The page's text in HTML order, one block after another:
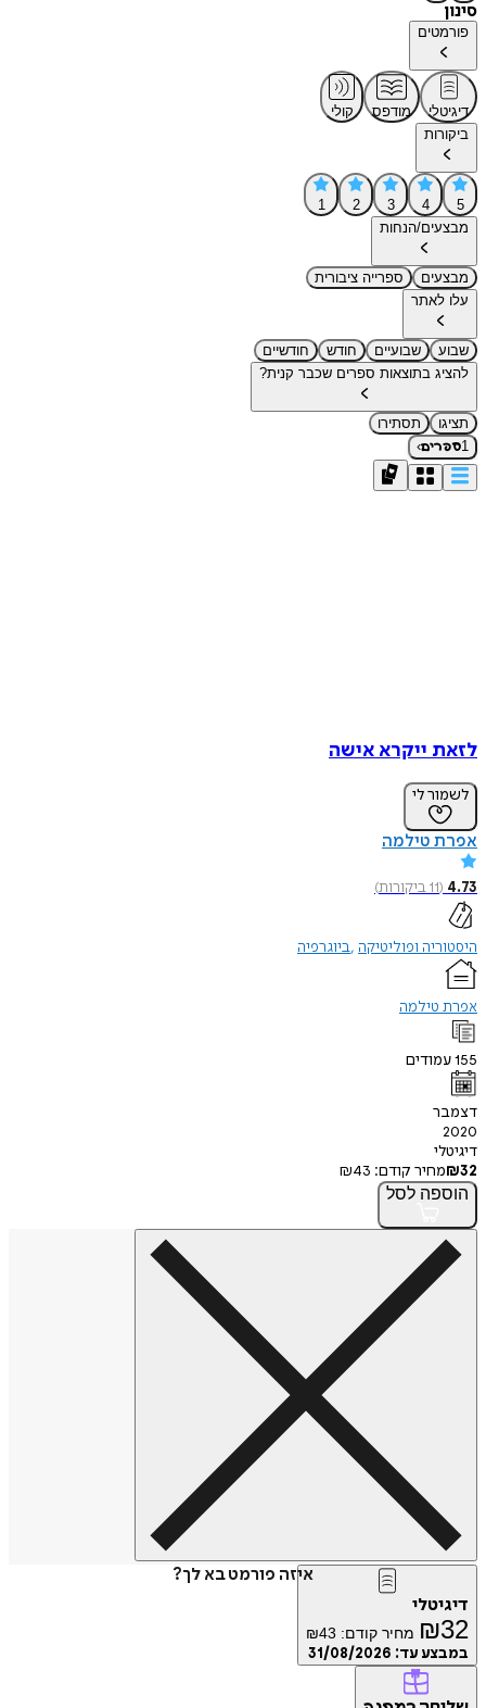
סינון
פורמטים
דיגיטלי מודפס
קולי
ביקורות
5
4
3
2
1
מבצעים/הנחות
מבצעים
ספרייה ציבורית
עלו לאתר
שבוע שבועיים חודש
חודשיים
להציג בתוצאות ספרים שכבר קנית?
תציגו
תסתירו
1ספרים›
לזאת ייקרא אישה
לשמור לי
אפרת טילמה
4.73
(
11ביקורות)
היסטוריה ופוליטיקה ביוגרפיה
אפרת טילמה
155עמודים
דצמבר
2020
דיגיטלי
₪32 מחיר קודם: ₪43
הוספה לסל
איזה פורמט בא לך?
דיגיטלי
₪32 מחיר קודם: ₪43
במבצע עד: 31/08/2026